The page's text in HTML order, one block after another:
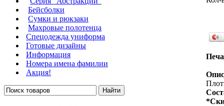
Бейсболки
Сумки и рюкзаки
Махровые полотенца
Cпецодежда униформа
Готовые дизайны
Информация
Номера имена фамилии
Акция!